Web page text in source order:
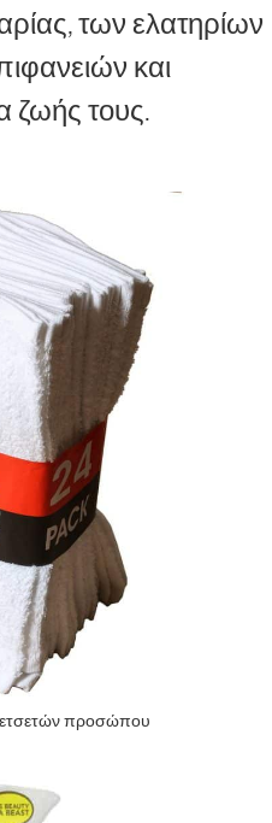
των ελατηρίων
και
ζωής τους.
προσώπου